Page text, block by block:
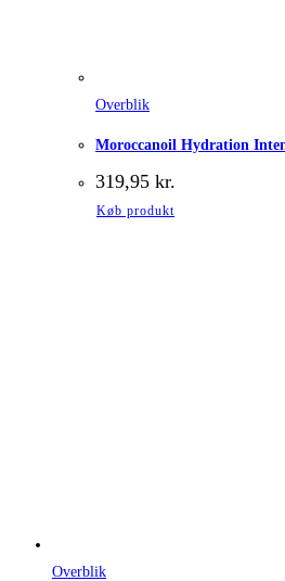
Overblik
Moroccanoil Hydration
319,95 kr.
Køb produkt
Overblik